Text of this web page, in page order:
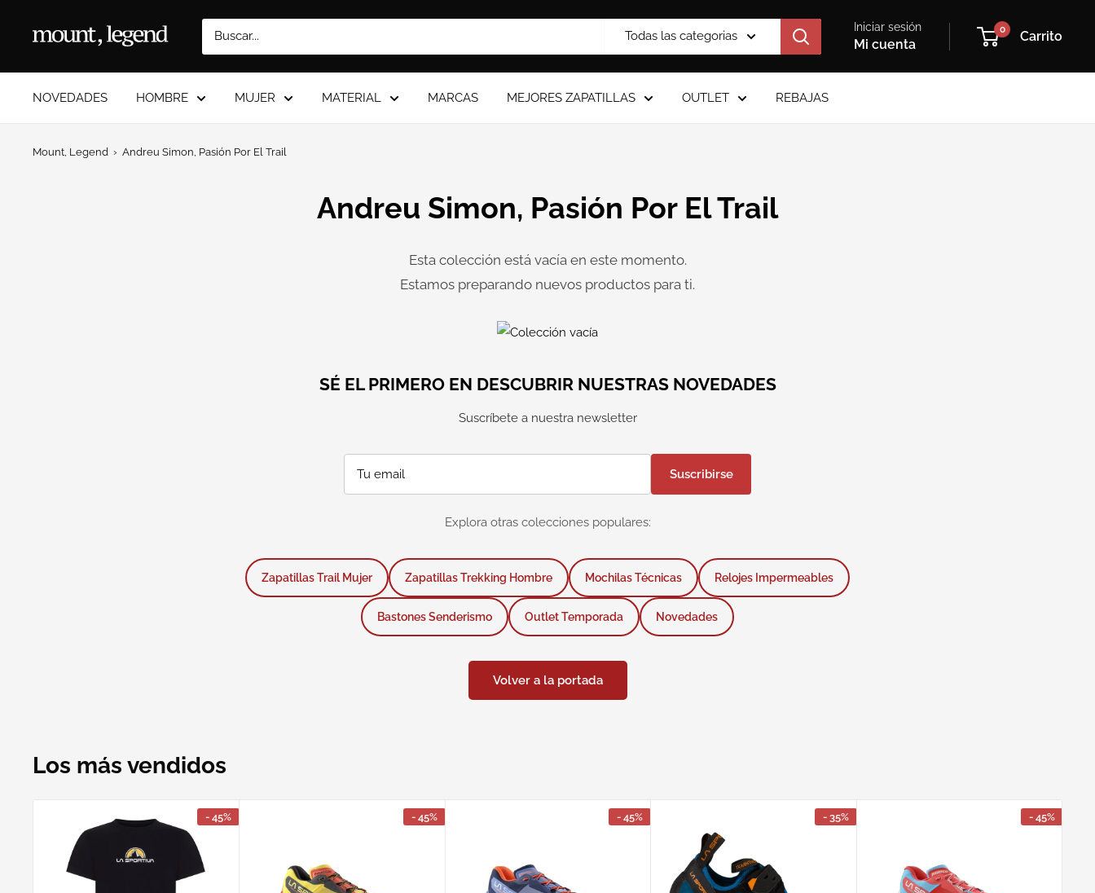
directamente
Mount
Todas las categorias
Iniciar sesión
Mi cuenta
0 Carrito
NOVEDADES HOMBRE MUJER MATERIAL MARCAS MEJORES ZAPATILLAS OUTLET REBAJAS
Mount, Legend › Andreu Simon, Pasión Por El Trail
Andreu Simon, Pasión Por El Trail
Esta colección está vacía en este momento.
Estamos preparando nuevos productos para ti.
SÉ EL PRIMERO EN DESCUBRIR NUESTRAS NOVEDADES
Suscríbete a nuestra newsletter
Suscribirse
Explora otras colecciones populares:
Zapatillas Trail Mujer Zapatillas Trekking Hombre Mochilas Técnicas Relojes Impermeables
Bastones Senderismo Outlet Temporada Novedades
Volver a la portada
Los más vendidos
- 45% - 45% - 45% - 35% - 45%